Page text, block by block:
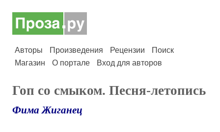
Авторы Произведения Рецензии
Поиск
Магазин
О портале Вход для авторов
Гоп со смыком. Песня-летопись
Фима Жиганец